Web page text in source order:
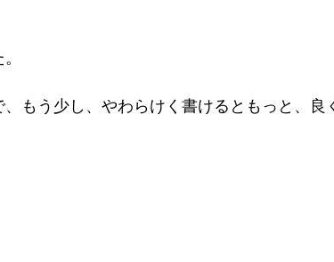
もう少し、やわらけく書けるともっと、良